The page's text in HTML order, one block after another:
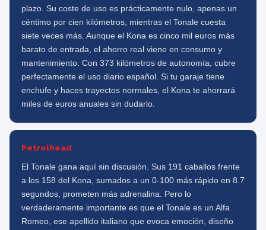
plazo. Su coste de uso es prácticamente nulo, apenas un
céntimo por cien kilómetros, mientras el Tonale cuesta
siete veces más. Aunque el Kona es cinco mil euros más
barato de entrada, el ahorro real viene en consumo y
mantenimiento. Con 373 kilómetros de autonomía, cubre
perfectamente el uso diario español. Si tu garaje tiene
enchufe y haces trayectos normales, el Kona te ahorrará
miles de euros anuales sin dudarlo.
Petrolhead
El Tonale gana aquí sin discusión. Sus 191 caballos frente
a los 158 del Kona, sumados a un 0-100 más rápido en 8.7
segundos, prometen más adrenalina. Pero lo
verdaderamente importante es que el Tonale es un Alfa
Romeo, ese apellido italiano que evoca emoción, diseño